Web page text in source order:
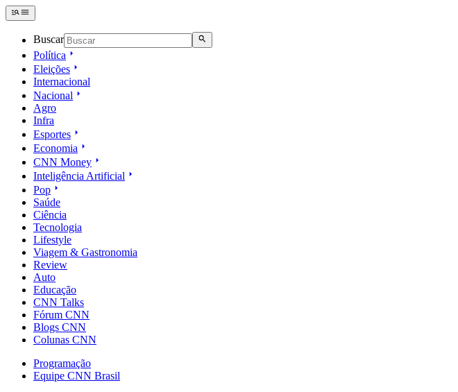
Buscar
Política
Eleições
Internacional
Nacional
Agro
Infra
Esportes
Economia
CNN Money
Inteligência Artificial
Pop
Saúde
Ciência
Tecnologia
Lifestyle
Viagem & Gastronomia
Review
Auto
Educação
CNN Talks
Fórum CNN
Blogs CNN
Colunas CNN
Programação
Equipe CNN Brasil